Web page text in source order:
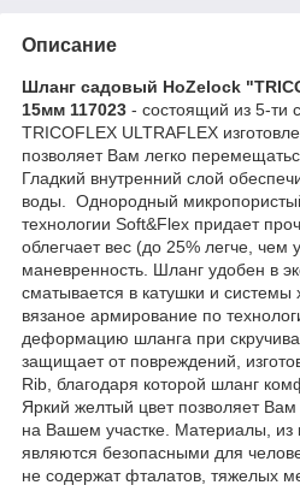
Описание
Шланг садовый HoZelock
15мм 117023 - состоящий из 5-ти
TRICOFLEX ULTRAFLEX
позволяет Вам легко
Гладкий внутренний слой
воды. Однородный
технологии Soft&Flex придает
облегчает вес (до 25% легче, чем
маневренность. Шланг удобен в
сматывается в катушки и
вязаное армирование по
деформацию шланга при
защищает от повреждений,
Rib, благодаря которой шланг
Яркий желтый цвет позволяет Вам
на Вашем участке. Материалы, из
являются безопасными для
не содержат фталатов, тяжелых